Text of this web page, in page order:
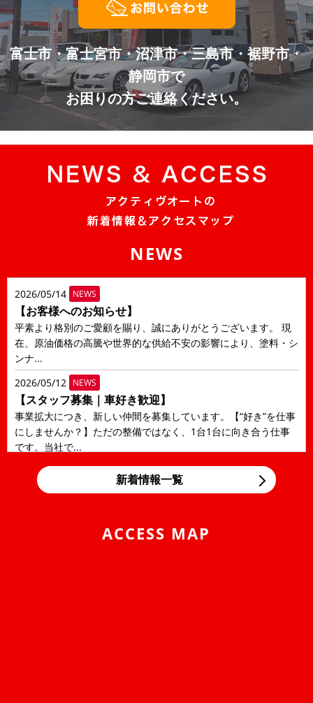
富士市・富士宮市・沼津市・三島市・裾野市・
静岡市で
お困りの方ご連絡ください。
NEWS
2026/05/14 NEWS
【お客様へのお知らせ】
平素より格別のご愛顧を賜り、誠にありがとうございます。 現
在、原油価格の高騰や世界的な供給不安の影響により、塗料・シ
ンナ...
2026/05/12 NEWS
【スタッフ募集｜車好き歓迎】
事業拡大につき、新しい仲間を募集しています。【“好き”を仕事
にしませんか？】ただの整備ではなく、1台1台に向き合う仕事
です。当社で...
2026/05/12
LINE公式アカウントのご案内
新着情報一覧
ACCESS MAP